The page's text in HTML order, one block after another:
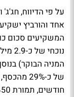
על פי הדיווח,
חודשים, תמורת 450 אגורות למניה.